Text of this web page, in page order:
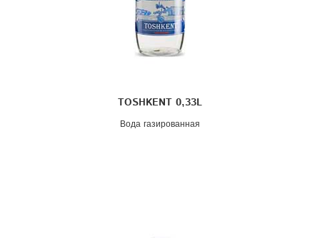
TOSHKENT 0,33L
Вода газированная